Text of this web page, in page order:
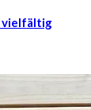
vielfältig